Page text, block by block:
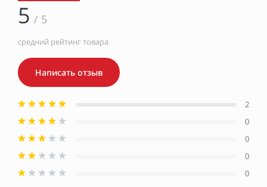
5 / 5
средний рейтинг товара
Написать отзыв
2
0
0
0
0